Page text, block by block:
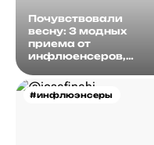
Почувствовали
весну: 3 модных
приема от
инфлюенсеров,
использовать уже
сейчас
#инфлюэнсеры